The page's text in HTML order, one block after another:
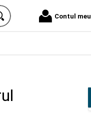
Contul meu